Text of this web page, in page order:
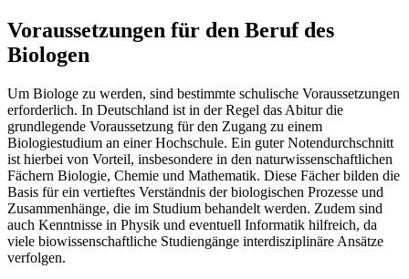
Voraussetzungen für den Beruf des
Biologen
Um Biologe zu werden, sind bestimmte schulische Voraussetzungen
erforderlich. In Deutschland ist in der Regel das Abitur die
grundlegende Voraussetzung für den Zugang zu einem
Biologiestudium an einer Hochschule. Ein guter Notendurchschnitt
ist hierbei von Vorteil, insbesondere in den naturwissenschaftlichen
Fächern Biologie, Chemie und Mathematik. Diese Fächer bilden die
Basis für ein vertieftes Verständnis der biologischen Prozesse und
Zusammenhänge, die im Studium behandelt werden. Zudem sind
auch Kenntnisse in Physik und eventuell Informatik hilfreich, da
viele biowissenschaftliche Studiengänge interdisziplinäre Ansätze
verfolgen.